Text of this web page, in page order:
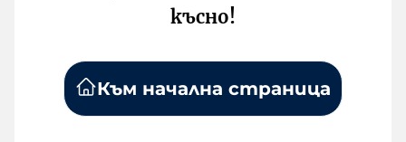
късно!
Към начална страница